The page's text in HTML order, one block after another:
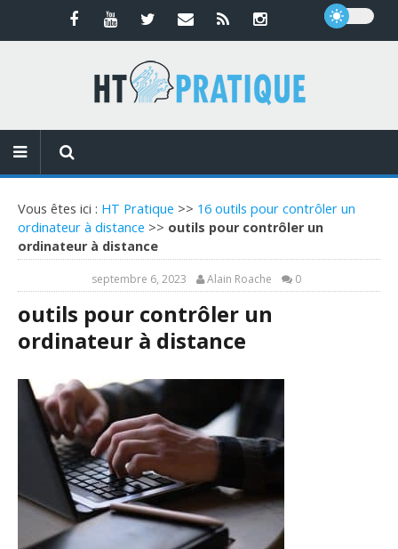
Vous êtes ici : HT Pratique >> 16 outils pour contrôler un
ordinateur à distance >> outils pour contrôler un
ordinateur à distance
septembre 6, 2023 Alain Roache 0
outils pour contrôler un
ordinateur à distance